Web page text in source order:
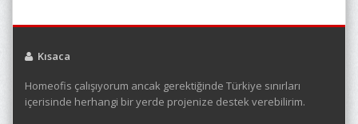
Kısaca
Homeofis çalışıyorum ancak gerektiğinde Türkiye sınırları
içerisinde herhangi bir yerde projenize destek verebilirim.